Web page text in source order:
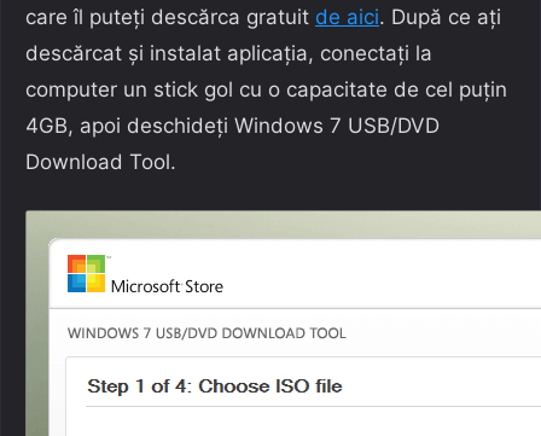
care îl puteți descărca gratuit de aici. După ce ați
descărcat și instalat aplicația, conectați la
computer un stick gol cu o capacitate de cel puțin
4GB, apoi deschideți Windows 7 USB/DVD
Download Tool.